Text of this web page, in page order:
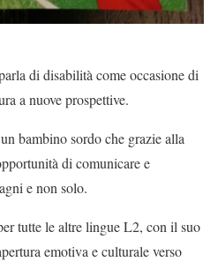
di disabilità come occasione di
a nuove prospettive.
bambino sordo che grazie alla
di comunicare e
e non solo.
tutte le altre lingue L2, con il suo
emotiva e culturale verso